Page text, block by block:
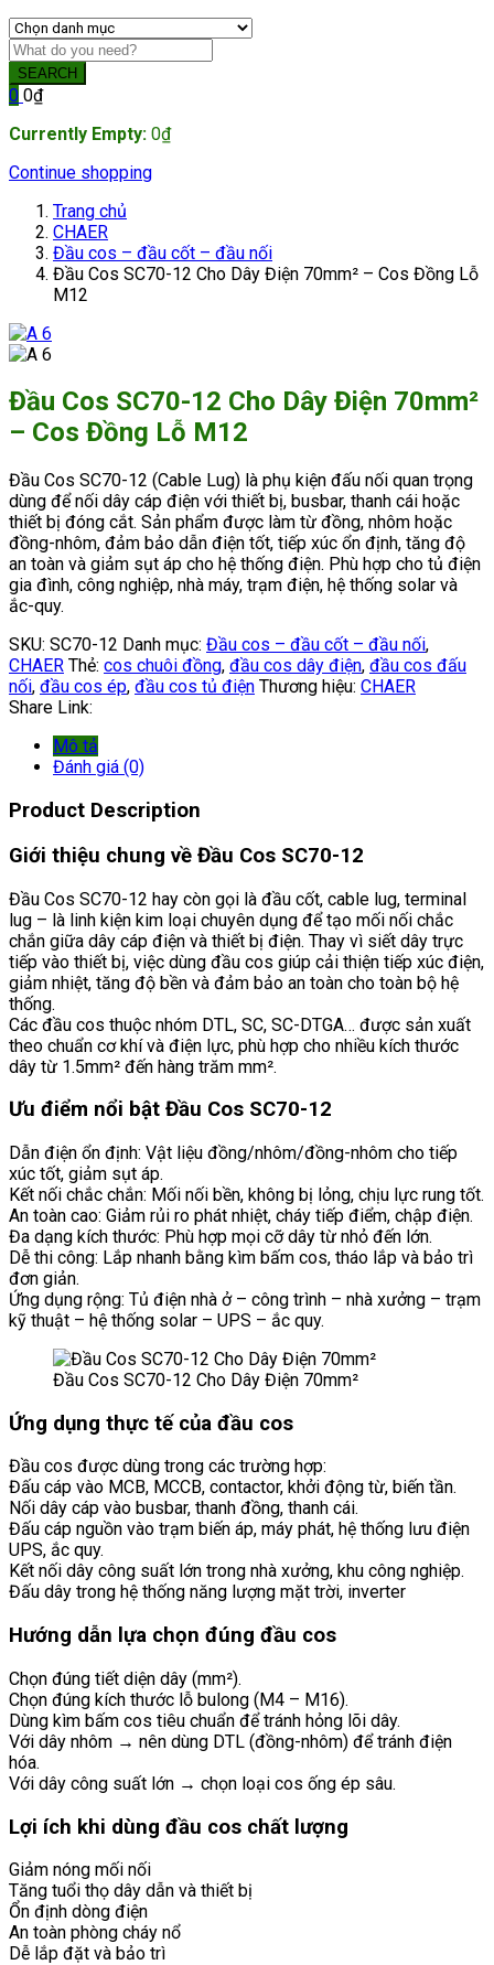
SEARCH
0 0₫
Currently Empty: 0₫
Continue shopping
Trang chủ
CHAER
Đầu cos – đầu cốt – đầu nối
Đầu Cos SC70-12 Cho Dây Điện 70mm² – Cos Đồng Lỗ
M12
Đầu Cos SC70-12 Cho Dây Điện 70mm²
– Cos Đồng Lỗ M12
Đầu Cos SC70-12 (Cable Lug) là phụ kiện đấu nối quan trọng
dùng để nối dây cáp điện với thiết bị, busbar, thanh cái hoặc
thiết bị đóng cắt. Sản phẩm được làm từ đồng, nhôm hoặc
đồng-nhôm, đảm bảo dẫn điện tốt, tiếp xúc ổn định, tăng độ
an toàn và giảm sụt áp cho hệ thống điện. Phù hợp cho tủ điện
gia đình, công nghiệp, nhà máy, trạm điện, hệ thống solar và
ắc-quy.
SKU: SC70-12 Danh mục: Đầu cos – đầu cốt – đầu nối,
CHAER Thẻ: cos chuôi đồng, đầu cos dây điện, đầu cos đấu
nối, đầu cos ép, đầu cos tủ điện Thương hiệu: CHAER
Share Link:
Mô tả
Đánh giá (0)
Product Description
Giới thiệu chung về Đầu Cos SC70-12
Đầu Cos SC70-12 hay còn gọi là đầu cốt, cable lug, terminal
lug – là linh kiện kim loại chuyên dụng để tạo mối nối chắc
chắn giữa dây cáp điện và thiết bị điện. Thay vì siết dây trực
tiếp vào thiết bị, việc dùng đầu cos giúp cải thiện tiếp xúc điện,
giảm nhiệt, tăng độ bền và đảm bảo an toàn cho toàn bộ hệ
thống.
Các đầu cos thuộc nhóm DTL, SC, SC-DTGA… được sản xuất
theo chuẩn cơ khí và điện lực, phù hợp cho nhiều kích thước
dây từ 1.5mm² đến hàng trăm mm².
Ưu điểm nổi bật Đầu Cos SC70-12
Dẫn điện ổn định: Vật liệu đồng/nhôm/đồng-nhôm cho tiếp
xúc tốt, giảm sụt áp.
Kết nối chắc chắn: Mối nối bền, không bị lỏng, chịu lực rung tốt.
An toàn cao: Giảm rủi ro phát nhiệt, cháy tiếp điểm, chập điện.
Đa dạng kích thước: Phù hợp mọi cỡ dây từ nhỏ đến lớn.
Dễ thi công: Lắp nhanh bằng kìm bấm cos, tháo lắp và bảo trì
đơn giản.
Ứng dụng rộng: Tủ điện nhà ở – công trình – nhà xưởng – trạm
kỹ thuật – hệ thống solar – UPS – ắc quy.
Đầu Cos SC70-12 Cho Dây Điện 70mm²
Ứng dụng thực tế của đầu cos
Đầu cos được dùng trong các trường hợp:
Đấu cáp vào MCB, MCCB, contactor, khởi động từ, biến tần.
Nối dây cáp vào busbar, thanh đồng, thanh cái.
Đấu cáp nguồn vào trạm biến áp, máy phát, hệ thống lưu điện
UPS, ắc quy.
Kết nối dây công suất lớn trong nhà xưởng, khu công nghiệp.
Đấu dây trong hệ thống năng lượng mặt trời, inverter
Hướng dẫn lựa chọn đúng đầu cos
Chọn đúng tiết diện dây (mm²).
Chọn đúng kích thước lỗ bulong (M4 – M16).
Dùng kìm bấm cos tiêu chuẩn để tránh hỏng lõi dây.
Với dây nhôm → nên dùng DTL (đồng-nhôm) để tránh điện
hóa.
Với dây công suất lớn → chọn loại cos ống ép sâu.
Lợi ích khi dùng đầu cos chất lượng
Giảm nóng mối nối
Tăng tuổi thọ dây dẫn và thiết bị
Ổn định dòng điện
An toàn phòng cháy nổ
Dễ lắp đặt và bảo trì